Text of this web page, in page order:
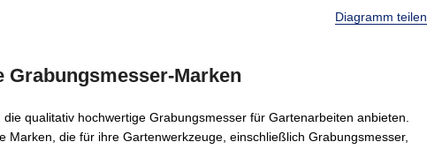
Diagramm teilen
Grabungsmesser-Marken
die qualitativ hochwertige Grabungsmesser für Gartenarbeiten anbieten.
Marken, die für ihre Gartenwerkzeuge, einschließlich Grabungsmesser,